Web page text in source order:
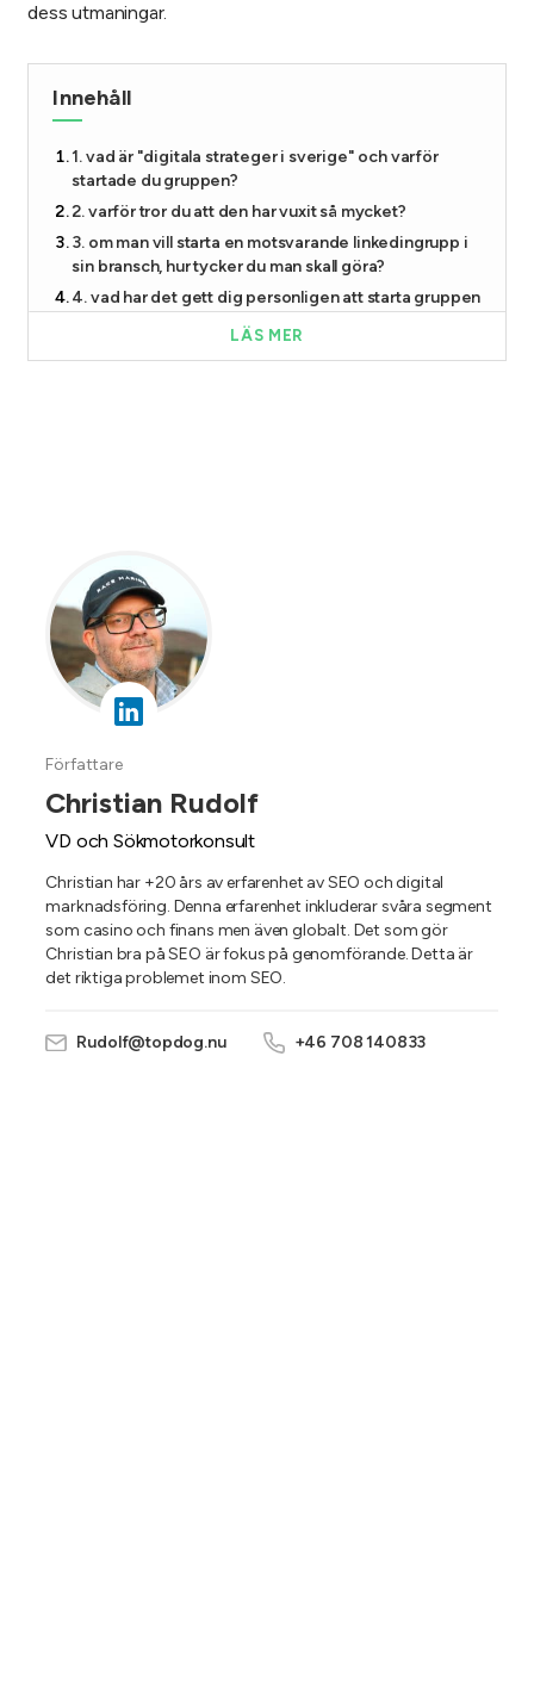
dess utmaningar.
Innehåll
1. vad är "digitala strateger i sverige" och varför
startade du gruppen?
2. varför tror du att den har vuxit så mycket?
3. om man vill starta en motsvarande linkedingrupp i
sin bransch, hur tycker du man skall göra?
4. vad har det gett dig personligen att starta gruppen
LÄS MER
Författare
Christian Rudolf
VD och Sökmotorkonsult
Christian har +20 års av erfarenhet av SEO och digital
marknadsföring. Denna erfarenhet inkluderar svåra segment
som casino och finans men även globalt. Det som gör
Christian bra på SEO är fokus på genomförande. Detta är
det riktiga problemet inom SEO.
Rudolf@topdog.nu +46 708 140833